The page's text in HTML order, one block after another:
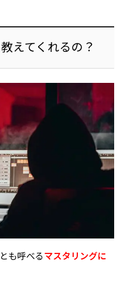
えてくれるの？
も呼べるマスタリングに